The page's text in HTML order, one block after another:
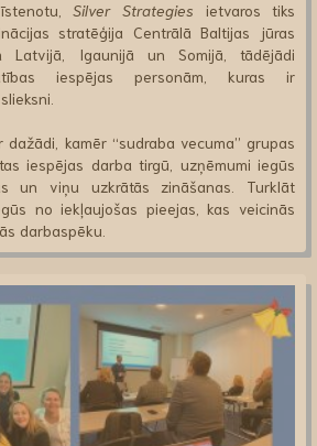
Silver Strategies ietvaros tiks
stratēģija Centrālā Baltijas jūras
Latvijā, Igaunijā un Somijā, tādējādi
iespējas personām, kuras ir
kamēr “sudraba vecuma” grupas
iespējas darba tirgū, uzņēmumi iegūs
un viņu uzkrātās zināšanas. Turklāt
no iekļaujošas pieejas, kas veicinās
darbaspēku.